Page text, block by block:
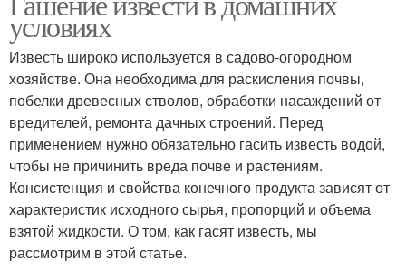
условиях
Известь широко используется в садово-огородном
хозяйстве. Она необходима для раскисления почвы,
побелки древесных стволов, обработки насаждений от
вредителей, ремонта дачных строений. Перед
применением нужно обязательно гасить известь водой,
чтобы не причинить вреда почве и растениям.
Консистенция и свойства конечного продукта зависят от
характеристик исходного сырья, пропорций и объема
взятой жидкости. О том, как гасят известь, мы
рассмотрим в этой статье.